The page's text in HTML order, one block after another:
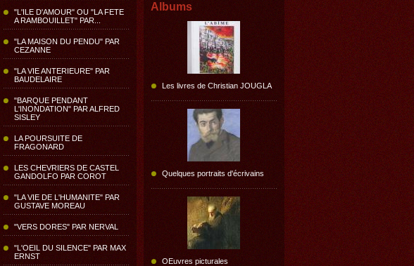
Albums
Les livres de Christian JOUGLA
Quelques portraits d'écrivains
OEuvres picturales
"L'ILE D'AMOUR" OU "LA FETE
A RAMBOUILLET" PAR...
"LA MAISON DU PENDU" PAR
CEZANNE
"LA VIE ANTERIEURE" PAR
BAUDELAIRE
"BARQUE PENDANT
L'INONDATION" PAR ALFRED
SISLEY
LA POURSUITE DE
FRAGONARD
LES CHEVRIERS DE CASTEL
GANDOLFO PAR COROT
"LA VIE DE L'HUMANITE" PAR
GUSTAVE MOREAU
"VERS DORES" PAR NERVAL
"L'OEIL DU SILENCE" PAR MAX
ERNST